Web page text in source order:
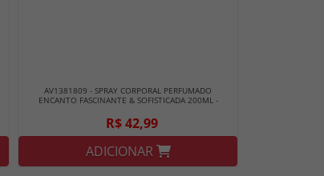
AV1381809 - SPRAY CORPORAL PERFUMADO
ENCANTO FASCINANTE & SOFISTICADA 200ML -
R$ 42,99
ADICIONAR